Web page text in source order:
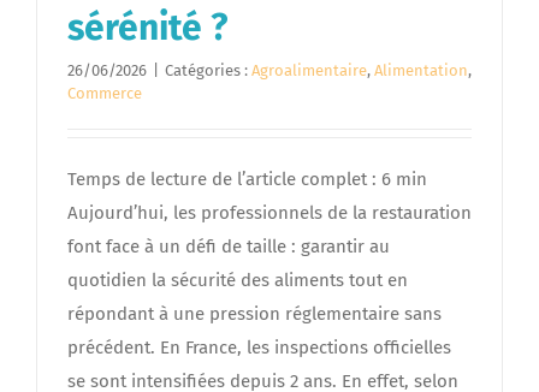
sérénité ?
26/06/2026 Catégories : Agroalimentaire, Alimentation,
Commerce
Temps de lecture de l’article complet : 6 min
Aujourd’hui, les professionnels de la restauration
font face à un défi de taille : garantir au
quotidien la sécurité des aliments tout en
répondant à une pression réglementaire sans
précédent. En France, les inspections officielles
se sont intensifiées depuis 2 ans. En effet, selon